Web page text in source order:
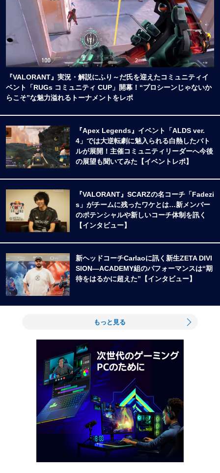
『VALORANT』実況・解説にふり～だ氏を迎えたコミュニティイ
ベント「RUGs コミュニティ CUP」開幕！“プロシーンじゃないか
らこそ”な魅力溢れるトーナメントをレポ
『Apex Legends』イベント「ALDS ver.
4」では大逆転劇に魅入られる白熱したバト
ルが展開！主催コミュニティリーダーへ今後
の展望も聞いてみた【イベントレポ】
『VALORANT』SCARZの名コーチ「Fadezi
s」がチームに残ったワケとは…新メンバー
のポテンシャルや新しいコーチ体制を訊く
【インタビュー】
新ヘッドコーチCarlaoに訊く新生ZETA DIVI
SION―ACADEMY組のパフォーマンスは“期
待をはるかに超えた”【インタビュー】
もっと見る